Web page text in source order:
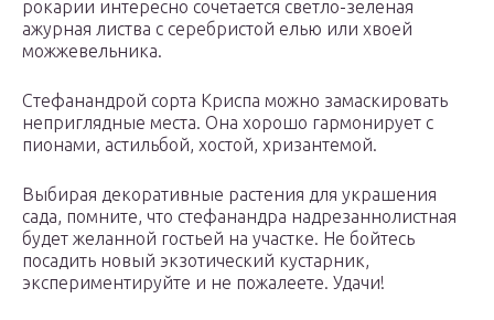
рокарии интересно сочетается светло-зеленая
ажурная листва с серебристой елью или хвоей
можжевельника.
Стефанандрой сорта Криспа можно замаскировать
неприглядные места. Она хорошо гармонирует с
пионами, астильбой, хостой, хризантемой.
Выбирая декоративные растения для украшения
сада, помните, что стефанандра надрезаннолистная
будет желанной гостьей на участке. Не бойтесь
посадить новый экзотический кустарник,
экспериментируйте и не пожалеете. Удачи!